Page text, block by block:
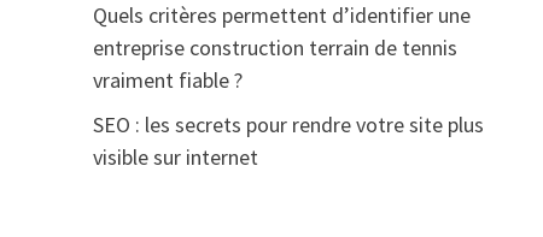
Quels critères permettent d’identifier une
entreprise construction terrain de tennis
vraiment fiable ?
SEO : les secrets pour rendre votre site plus
visible sur internet